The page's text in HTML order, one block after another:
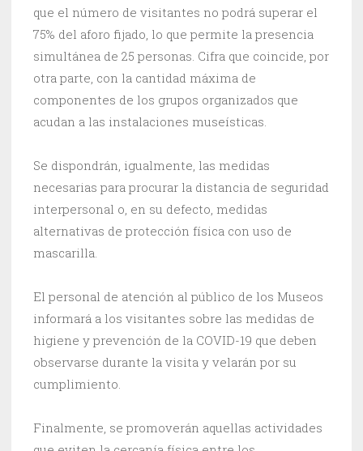
que el número de visitantes no podrá superar el
75% del aforo fijado, lo que permite la presencia
simultánea de 25 personas. Cifra que coincide, por
otra parte, con la cantidad máxima de
componentes de los grupos organizados que
acudan a las instalaciones museísticas.
Se dispondrán, igualmente, las medidas
necesarias para procurar la distancia de seguridad
interpersonal o, en su defecto, medidas
alternativas de protección física con uso de
mascarilla.
El personal de atención al público de los Museos
informará a los visitantes sobre las medidas de
higiene y prevención de la COVID-19 que deben
observarse durante la visita y velarán por su
cumplimiento.
Finalmente, se promoverán aquellas actividades